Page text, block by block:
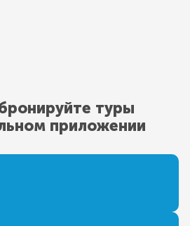
туры
приложении